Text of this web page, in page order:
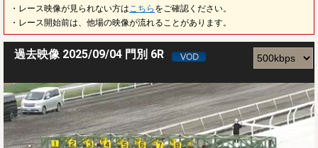
・レース映像が見られない方は こちら をご確認ください。
・レース開始前は、他場の映像が流れることがあります。
過去映像 2025/09/04 門別 6R